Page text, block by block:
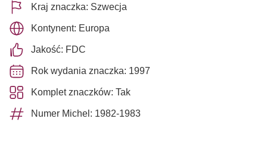
Kraj znaczka: Szwecja
Kontynent: Europa
Jakość: FDC
Rok wydania znaczka: 1997
Komplet znaczków: Tak
Numer Michel: 1982-1983